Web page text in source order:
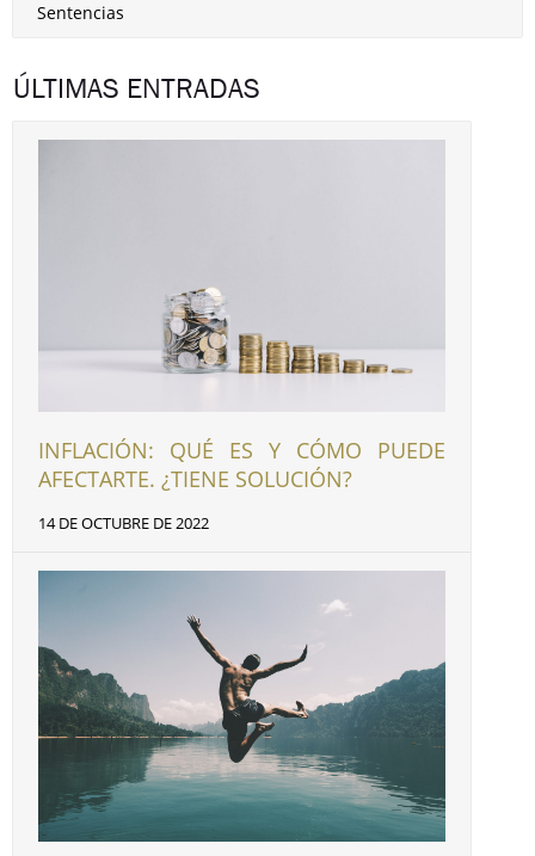
Sentencias
ÚLTIMAS ENTRADAS
INFLACIÓN: QUÉ ES Y CÓMO PUEDE
AFECTARTE. ¿TIENE SOLUCIÓN?
14 DE OCTUBRE DE 2022